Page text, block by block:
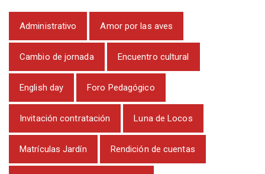
Administrativo Amor por las aves
Cambio de jornada Encuentro cultural
English day Foro Pedagógico
Invitación contratación Luna de Locos
Matrículas Jardín Rendición de cuentas